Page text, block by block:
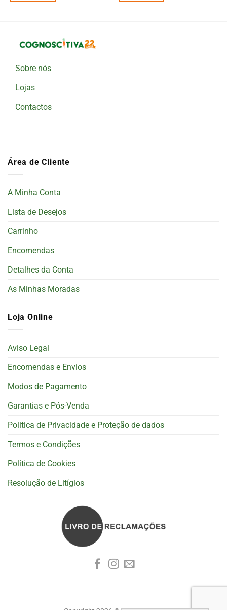
Sobre nós
Lojas
Contactos
Área de Cliente
A Minha Conta
Lista de Desejos
Carrinho
Encomendas
Detalhes da Conta
As Minhas Moradas
Loja Online
Aviso Legal
Encomendas e Envios
Modos de Pagamento
Garantias e Pós-Venda
Politica de Privacidade e Proteção de dados
Termos e Condições
Política de Cookies
Resolução de Litígios